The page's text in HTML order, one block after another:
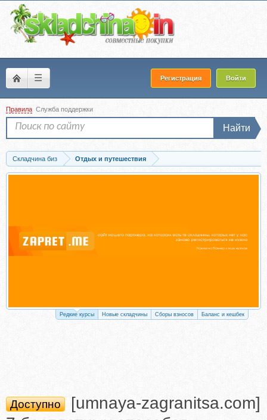
☰ Регистрация Войти
Правила Служба поддержки
Найти
Складчина биз
Отдых и путешествия
Скачать [umnaya-zagranitsa.com] 7 бесплатных способов иммиграции в Европу
Редкие курсы Новые складчины Сборы взносов Баланс и кешбек
Доступно
[umnaya-zagranitsa.com]